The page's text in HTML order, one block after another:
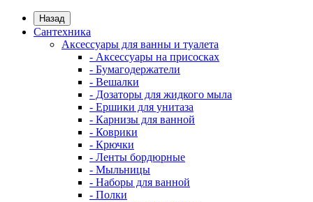
Назад
Сантехника
Аксессуары для ванны и туалета
- Аксессуары на присосках
- Бумагодержатели
- Вешалки
- Дозаторы для жидкого мыла
- Ершики для унитаза
- Карнизы для ванной
- Коврики
- Крючки
- Ленты бордюрные
- Мыльницы
- Наборы для ванной
- Полки